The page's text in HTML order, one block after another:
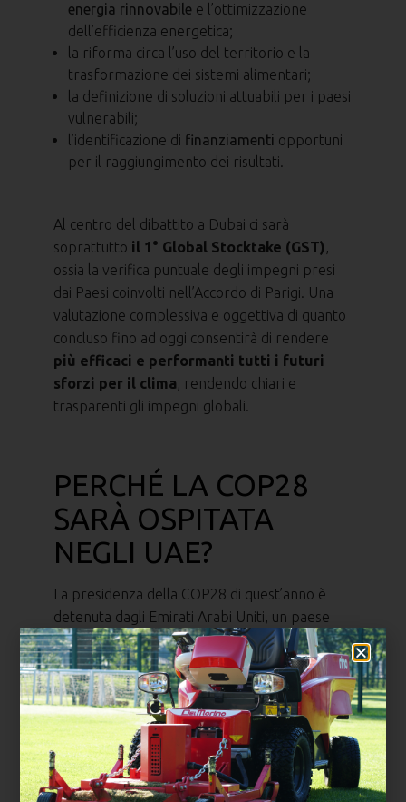
energia rinnovabile e l’ottimizzazione
dell’efficienza energetica;
la riforma circa l’uso del territorio e la
trasformazione dei sistemi alimentari;
la definizione di soluzioni attuabili per i paesi
vulnerabili;
l’identificazione di finanziamenti opportuni
per il raggiungimento dei risultati.
Al centro del dibattito a Dubai ci sarà
soprattutto il 1° Global Stocktake (GST) ,
ossia la verifica puntuale degli impegni presi
dai Paesi coinvolti nell’Accordo di Parigi. Una
valutazione complessiva e oggettiva di quanto
concluso fino ad oggi consentirà di rendere
più efficaci e performanti tutti i futuri
sforzi per il clima, rendendo chiari e
trasparenti gli impegni globali.
PERCHÉ LA COP28
SARÀ OSPITATA
NEGLI UAE?
La presidenza della COP28 di quest’anno è
detenuta dagli Emirati Arabi Uniti, un paese
che vede tra le sue caratteristiche un clima
particolarmente estremo e sfide climatiche
costanti (temperature elevate, scarsità di
acqua dolce, etc). Nonostante si parli di un
paese che risulta tra i maggiori produttori
mondiali di petrolio e gas, lapartecipazione
di questa nazione agli impegni globali sul
temaè sempre stata eccezionalmente